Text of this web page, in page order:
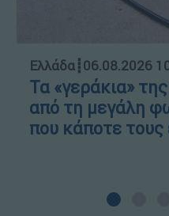
Ελλάδα┋06.08.2026
Τα «γεράκια»
από τη μεγάλη
που κάποτε τους